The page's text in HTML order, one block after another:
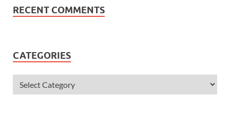
RECENT COMMENTS
CATEGORIES